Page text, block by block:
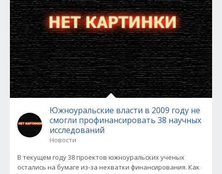
Южноуральские власти в 2009 году не
смогли профинансировать 38 научных
исследований
Новости
В текущем году 38 проектов южноуральских ученых
остались на бумаге из-за нехватки финансирования. Как